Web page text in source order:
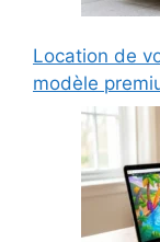
Location de
modèle